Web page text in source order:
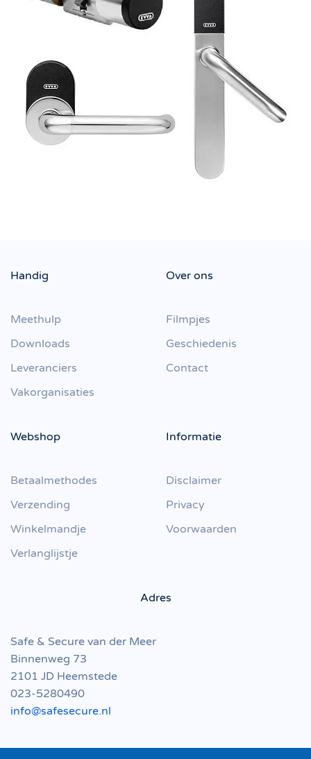
Handig
Meethulp
Downloads
Leveranciers
Vakorganisaties
Over ons
Filmpjes
Geschiedenis
Contact
Webshop
Betaalmethodes
Verzending
Winkelmandje
Verlanglijstje
Informatie
Disclaimer
Privacy
Voorwaarden
Adres
Safe & Secure van der Meer
Binnenweg 73
2101 JD Heemstede
023-5280490
info@safesecure.nl